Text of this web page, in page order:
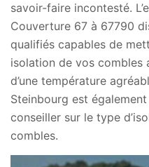
savoir-faire incontesté.
Couverture 67 à 67790
qualifiés capables de
isolation de vos combles
d’une température
Steinbourg est
conseiller sur le type
combles.